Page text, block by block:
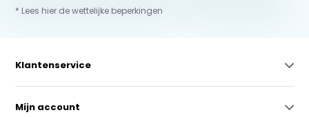
* Lees hier de wettelijke beperkingen
Klantenservice
Mijn account